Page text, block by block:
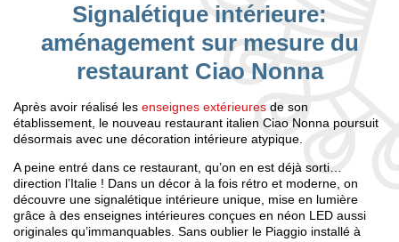
Signalétique intérieure:
aménagement sur mesure du
restaurant Ciao Nonna
Après avoir réalisé les enseignes extérieures de son
établissement, le nouveau restaurant italien Ciao Nonna poursuit
désormais avec une décoration intérieure atypique.
A peine entré dans ce restaurant, qu’on en est déjà sorti…
direction l’Italie ! Dans un décor à la fois rétro et moderne, on
découvre une signalétique intérieure unique, mise en lumière
grâce à des enseignes intérieures conçues en néon LED aussi
originales qu’immanquables. Sans oublier le Piaggio installé à